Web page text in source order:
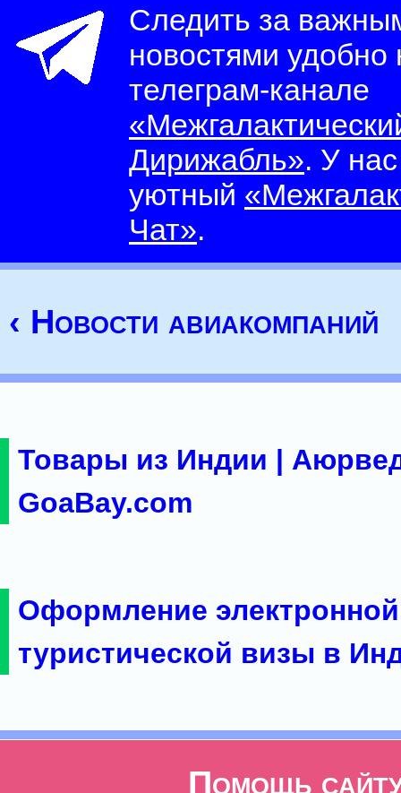
Следить за
новостями
телеграм-канале
Дирижабль». У
уютный
Чат».
‹ Новости авиакомпаний
Товары из Индии |
GoaBay.com
Оформление электронной
туристической визы в
Помощь